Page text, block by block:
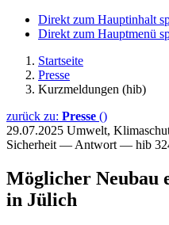
Direkt zum Hauptinhalt
Direkt zum Hauptmenü
Startseite
Presse
Kurzmeldungen (hib)
zurück zu: Presse ()
29.07.2025 Umwelt,
Sicherheit — Antwort — hib
Möglicher Neubau
in Jülich